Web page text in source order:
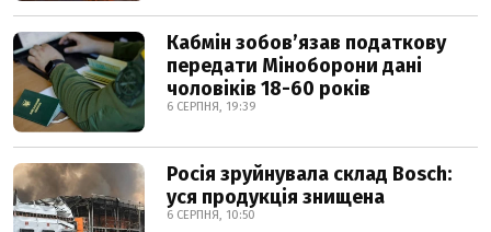
Кабмін зобовʼязав податкову
передати Міноборони дані
чоловіків 18-60 років
6 СЕРПНЯ, 19:39
Росія зруйнувала склад Bosch:
уся продукція знищена
6 СЕРПНЯ, 10:50